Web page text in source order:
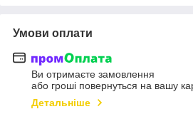
Умови оплати
Ви отримаєте замовлення
або гроші повернуться на вашу
Детальніше